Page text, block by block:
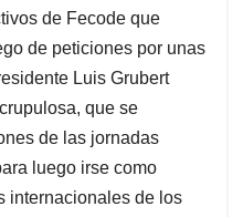
de Fecode que
de peticiones por unas
Luis Grubert
que se
de las jornadas
luego irse como
internacionales de los